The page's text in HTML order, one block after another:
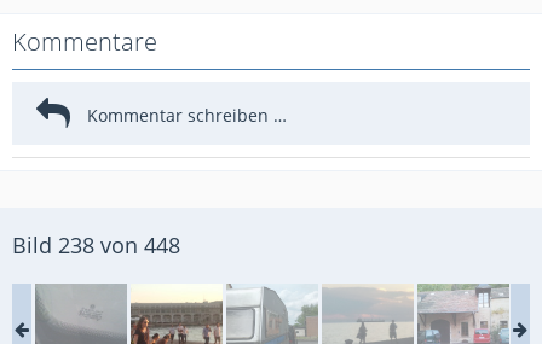
Kommentare
Bild 238 von 448